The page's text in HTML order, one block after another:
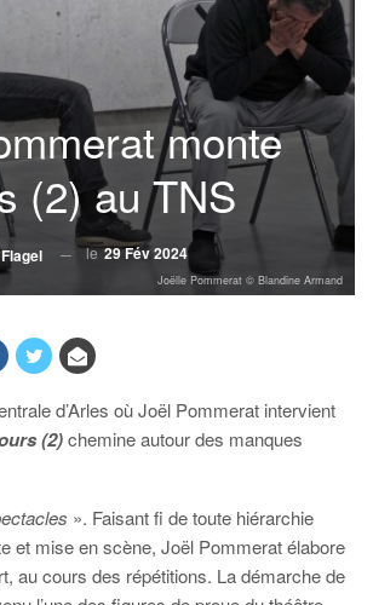
monte
(2) au TNS
le29 Fév 2024
Joëlle Pommerat © Blandine Armand
d’Arles où Joël Pommerat intervient
(2)chemine autour des manques
». Faisant fi de toute hiérarchie
et mise en scène, Joël Pommerat élabore
au cours des répétitions. La démarche de